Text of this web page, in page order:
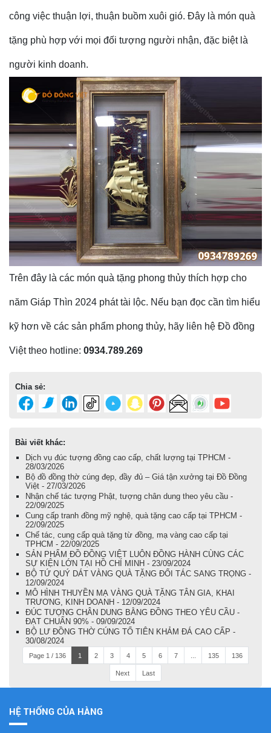
công việc thuận lợi, thuận buồm xuôi gió. Đây là món quà
tặng phù hợp với mọi đối tượng người nhận, đặc biệt là
người kinh doanh.
Trên đây là các món quà tặng phong thủy thích hợp cho
năm Giáp Thìn 2024 phát tài lộc. Nếu bạn đọc cần tìm hiểu
kỹ hơn về các sản phẩm phong thủy, hãy liên hệ Đồ đồng
Việt theo hotline: 0934.789.269
Chia sẻ:
Bài viết khác:
Dịch vụ đúc tượng đồng cao cấp, chất lượng tại TPHCM -
28/03/2026
Bộ đồ đồng thờ cúng đẹp, đầy đủ – Giá tận xưởng tại Đồ Đồng
Việt - 27/03/2026
Nhận chế tác tượng Phật, tượng chân dung theo yêu cầu -
22/09/2025
Cung cấp tranh đồng mỹ nghệ, quà tặng cao cấp tại TPHCM -
22/09/2025
Chế tác, cung cấp quà tặng từ đồng, mạ vàng cao cấp tại
TPHCM - 22/09/2025
SẢN PHẨM ĐỒ ĐỒNG VIỆT LUÔN ĐỒNG HÀNH CÙNG CÁC
SỰ KIỆN LỚN TẠI HỒ CHÍ MINH - 23/09/2024
BỘ TỨ QUÝ DÁT VÀNG QUÀ TẶNG ĐỐI TÁC SANG TRỌNG -
12/09/2024
MÔ HÌNH THUYỀN MẠ VÀNG QUÀ TẶNG TÂN GIA, KHAI
TRƯƠNG, KINH DOANH - 12/09/2024
ĐÚC TƯỢNG CHÂN DUNG BẰNG ĐỒNG THEO YÊU CẦU -
ĐẠT CHUẨN 90% - 09/09/2024
BỘ LƯ ĐỒNG THỜ CÚNG TỔ TIÊN KHẢM ĐÁ CAO CẤP -
30/08/2024
Page 1 / 136 1 2 3 4 5 6 7 135 136
Next Last
HỆ THỐNG CỦA HÀNG